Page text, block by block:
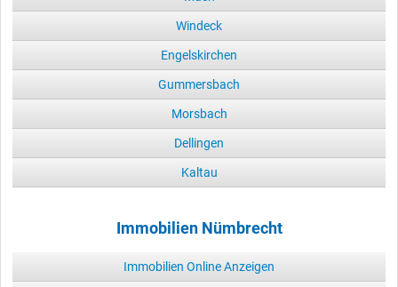
Windeck
Engelskirchen
Gummersbach
Morsbach
Dellingen
Kaltau
Immobilien Nümbrecht
Immobilien Online Anzeigen